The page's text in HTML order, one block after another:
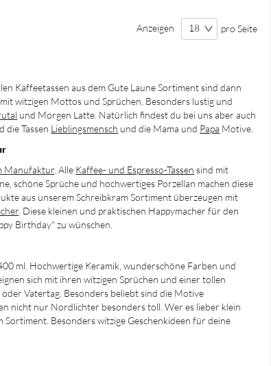
Anzeigen pro Seite
Kaffeetassen aus dem Gute Laune Sortiment sind dann
witzigen Mottos und Sprüchen. Besonders lustig und
und Morgen Latte . Natürlich findest du bei uns aber auch
die Tassen Lieblingsmensch und die Mama und Papa Motive.
Manufaktur . Alle Kaffee- und Espresso-Tassen sind mit
schöne Sprüche und hochwertiges Porzellan machen diese
aus unserem Schreibkram Sortiment überzeugen mit
. Diese kleinen und praktischen Happymacher für den
Birthday" zu wünschen.
ml. Hochwertige Keramik, wunderschöne Farben und
sich mit ihren witzigen Sprüchen und einer tollen
Vatertag. Besonders beliebt sind die Motive
nicht nur Nordlichter besonders toll. Wer es lieber klein
Sortiment. Besonders witzige Geschenkideen für deine